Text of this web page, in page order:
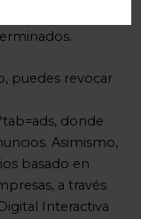
puedes revocar
donde
Asimismo,
basado en
a través
Interactiva